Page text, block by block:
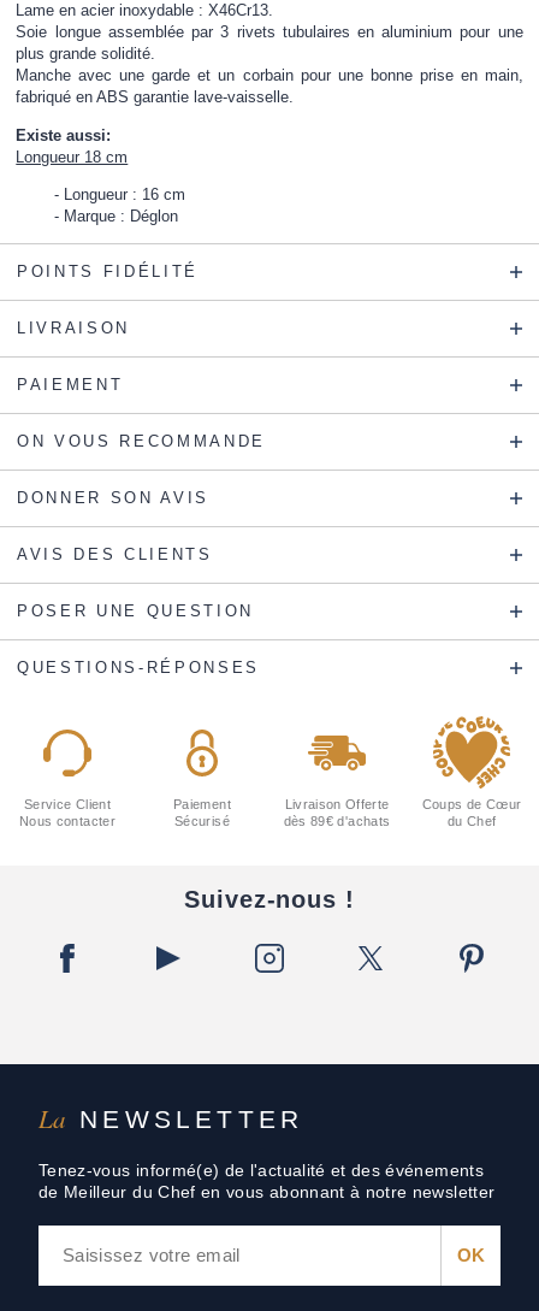
Lame en acier inoxydable : X46Cr13.
Soie longue assemblée par 3 rivets tubulaires en aluminium pour une
plus grande solidité.
Manche avec une garde et un corbain pour une bonne prise en main,
fabriqué en ABS garantie lave-vaisselle.
Existe aussi:
Longueur 18 cm
Longueur : 16 cm
Marque : Déglon
POINTS FIDÉLITÉ
LIVRAISON
PAIEMENT
ON VOUS RECOMMANDE
DONNER SON AVIS
AVIS DES CLIENTS
POSER UNE QUESTION
QUESTIONS-RÉPONSES
La NEWSLETTER
Tenez-vous informé(e) de l'actualité et des événements
de Meilleur du Chef en vous abonnant à notre newsletter
Service Client
Nous contacter
Paiement
Sécurisé
Livraison Offerte
dès 89€ d'achats
Coups de Cœur
du Chef
Suivez-nous !